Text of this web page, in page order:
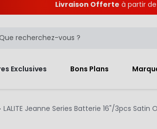
Livraison Offerte à partir
Exclusives Bons Plans
LALITE Jeanne Series Batterie 16"/3pcs Satin